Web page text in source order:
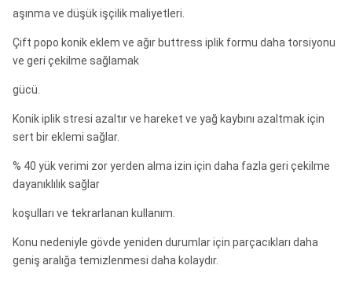
aşınma ve düşük işçilik maliyetleri.
Çift popo konik eklem ve ağır buttress iplik formu daha torsiyonu
ve geri çekilme sağlamak
gücü.
Konik iplik stresi azaltır ve hareket ve yağ kaybını azaltmak için
sert bir eklemi sağlar.
% 40 yük verimi zor yerden alma izin için daha fazla geri çekilme
dayanıklılık sağlar
koşulları ve tekrarlanan kullanım.
Konu nedeniyle gövde yeniden durumlar için parçacıkları daha
geniş aralığa temizlenmesi daha kolaydır.